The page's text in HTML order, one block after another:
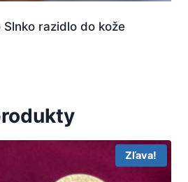
razidlo do kože
Zľava!